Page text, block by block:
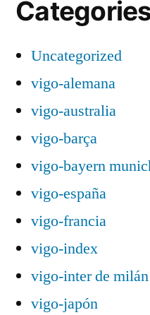
Uncategorized
vigo-alemana
vigo-australia
vigo-barça
vigo-bayern
vigo-españa
vigo-francia
vigo-index
vigo-inter de milán
vigo-japón